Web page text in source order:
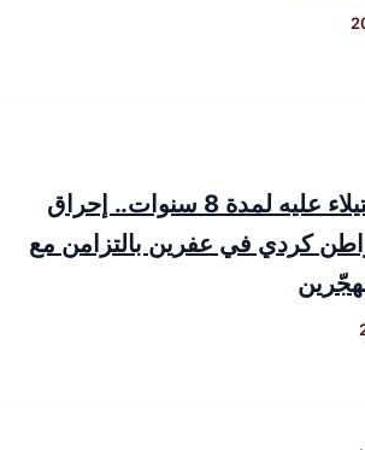
بعد الاستيلاء عليه لمدة 8 سنوات.. إحراق
كردي في عفرين بالتزامن مع